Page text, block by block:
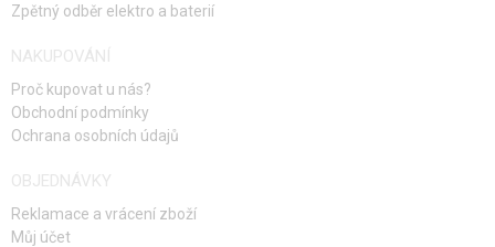
Zpětný odběr elektro a baterií
NAKUPOVÁNÍ
Proč kupovat u nás?
Obchodní podmínky
Ochrana osobních údajů
OBJEDNÁVKY
Reklamace a vrácení zboží
Můj účet